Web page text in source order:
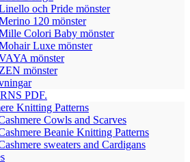
och Pride mönster
120 mönster
Colori Baby mönster
Luxe mönster
mönster
ZEN mönster
PDF.
Knitting Patterns
Cowls and Scarves
Beanie Knitting Patterns
sweaters and Cardigans